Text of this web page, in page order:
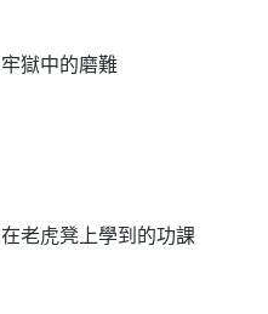
牢獄中的磨難
在老虎凳上學到的功課